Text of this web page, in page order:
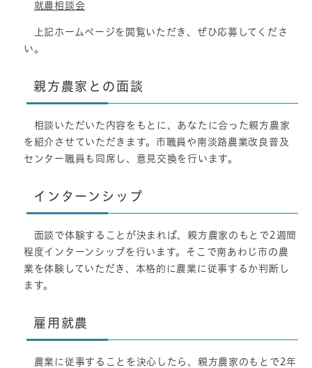
就農相談会
上記ホームページを閲覧いただき、ぜひ応募してくださ
い。
親方農家との面談
相談いただいた内容をもとに、あなたに合った親方農家
を紹介させていただきます。市職員や南淡路農業改良普及
センター職員も同席し、意見交換を行います。
インターンシップ
面談で体験することが決まれば、親方農家のもとで2週間
程度インターンシップを行います。そこで南あわじ市の農
業を体験していただき、本格的に農業に従事するか判断し
ます。
雇用就農
農業に従事することを決心したら、親方農家のもとで2年